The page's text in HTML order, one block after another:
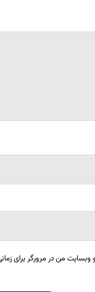
نخواهد شد.
وبسایت من در مرورگر برای